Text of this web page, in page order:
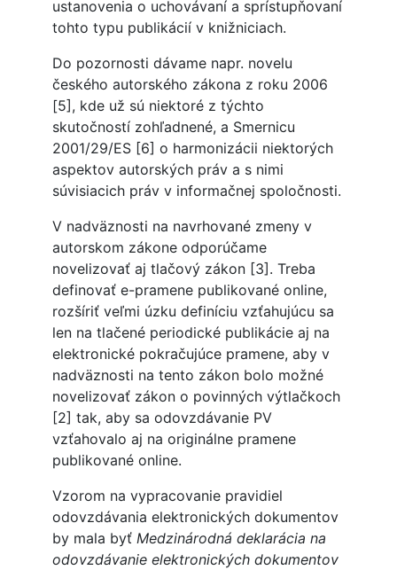
ustanovenia o uchovávaní a sprístupňovaní
tohto typu publikácií v knižniciach.
Do pozornosti dávame napr. novelu
českého autorského zákona z roku 2006
[5], kde už sú niektoré z týchto
skutočností zohľadnené, a Smernicu
2001/29/ES [6] o harmonizácii niektorých
aspektov autorských práv a s nimi
súvisiacich práv v informačnej spoločnosti.
V nadväznosti na navrhované zmeny v
autorskom zákone odporúčame
novelizovať aj tlačový zákon [3]. Treba
definovať e-pramene publikované online,
rozšíriť veľmi úzku definíciu vzťahujúcu sa
len na tlačené periodické publikácie aj na
elektronické pokračujúce pramene, aby v
nadväznosti na tento zákon bolo možné
novelizovať zákon o povinných výtlačkoch
[2] tak, aby sa odovzdávanie PV
vzťahovalo aj na originálne pramene
publikované online.
Vzorom na vypracovanie pravidiel
odovzdávania elektronických dokumentov
by mala byť Medzinárodná deklarácia na
odovzdávanie elektronických dokumentov